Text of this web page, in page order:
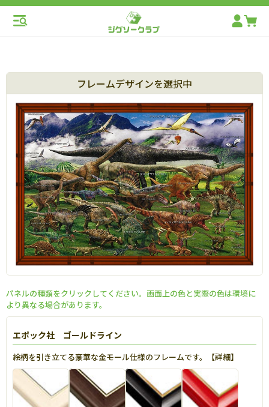
フレームデザインを選択中
パネルの種類をクリックしてください。画面上の色と実際の色は環境に
より異なる場合があります。
エポック社 ゴールドライン
絵柄を引き立てる豪華な金モール仕様のフレームです。【詳細】